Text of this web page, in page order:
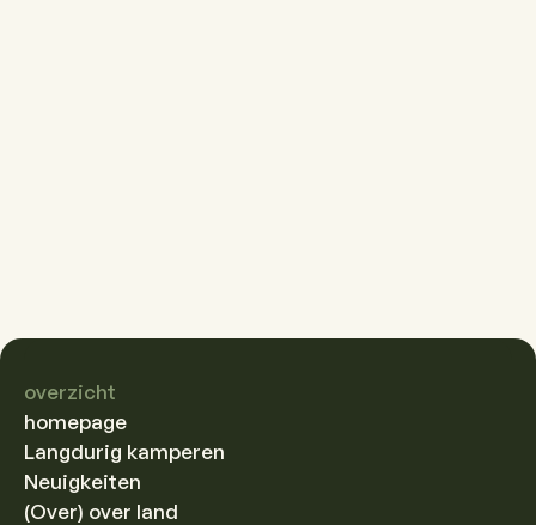
Versorgung
overzicht
homepage
Langdurig kamperen
Neuigkeiten
(Over) over land